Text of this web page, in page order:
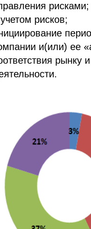
рисков;
и(или) ее
рынку